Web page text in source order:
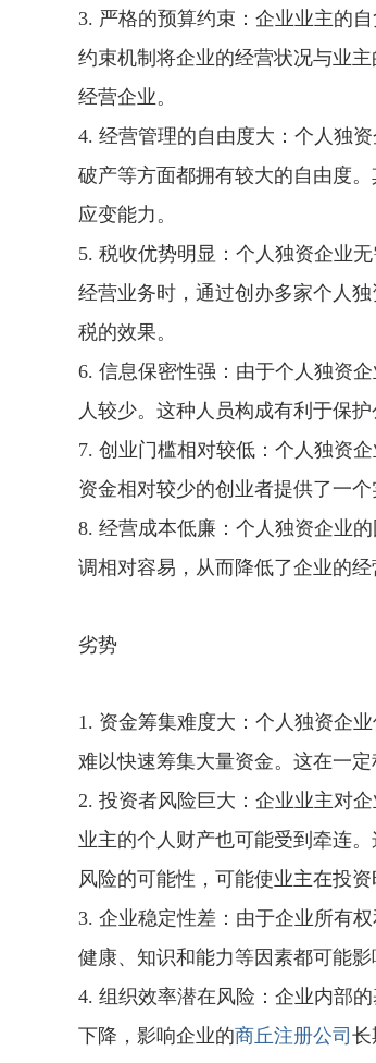
3. 严格的预算约束：企业业主的
约束机制将企业的经营状况与业
经营企业。
4. 经营管理的自由度大：个人独
破产等方面都拥有较大的自由度
应变能力。
5. 税收优势明显：个人独资企业
经营业务时，通过创办多家个人
税的效果。
6. 信息保密性强：由于个人独资
人较少。这种人员构成有利于保
7. 创业门槛相对较低：个人独资
资金相对较少的创业者提供了一个
8. 经营成本低廉：个人独资企业
调相对容易，从而降低了企业的经
劣势
1. 资金筹集难度大：个人独资企
难以快速筹集大量资金。这在一
2. 投资者风险巨大：企业业主对
业主的个人财产也可能受到牵连
风险的可能性，可能使业主在投
3. 企业稳定性差：由于企业所有
健康、知识和能力等因素都可能
4. 组织效率潜在风险：企业内部
下降，影响企业的商丘注册公司 长